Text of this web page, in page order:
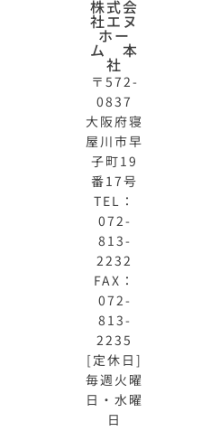
株式会
社エヌ
ホー
ム 本
社
〒572-
0837
大阪府寝
屋川市早
子町19
番17号
TEL：
072-
813-
2232
FAX：
072-
813-
2235
[定休日]
毎週火曜
日・水曜
日